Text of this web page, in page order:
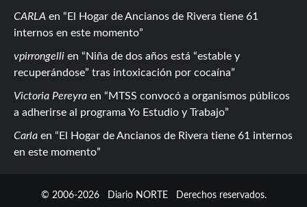
CARLA en
El Hogar de Ancianos de Rivera tiene 61
internos en este momento
vpirrongelli en
Niña de dos años está “estable y
recuperándose” tras intoxicación por cocaína
Victoria Pereyra en
MTSS convocó a organismos públicos
a adherirse al programa Yo Estudio y Trabajo
Carla en
El Hogar de Ancianos de Rivera tiene 61 internos
en este momento
© 2006-2026 Diario NORTE Derechos reservados.